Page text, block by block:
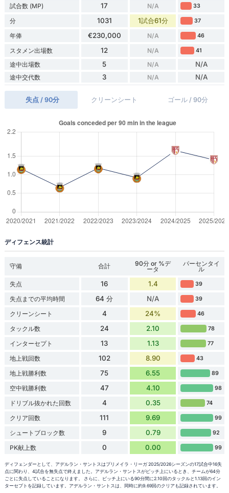
試合数 (MP)
17 N/A 33
分 1031 1試合61分 37
年俸 €230,000 N/A 46
スタメン出場数 12 N/A 41
途中出場数 5 N/A N/A
途中交代数 3 N/A N/A
失点 / 90分 クリーンシート ゴール / 90分
ディフェンス統計
守備 合計 90分 or %デ
ータ
パーセンタイ
ル
失点
16 1.4 39
失点までの平均時間 64 分 N/A 39
クリーンシート 4 24% 46
タックル数 24 2.10 78
インターセプト 13 1.13 77
地上戦回数 102 8.90 43
地上戦勝利数 75 6.55 89
空中戦勝利数 47 4.10 98
ドリブル抜かれた回数 4 0.35 74
クリア回数 111 9.69 99
シュートブロック数 9 0.79 92
PK献上数 0 0.00 99
ディフェンダーとして、アデルラン・サントスはプリメイラ・リーガ 2025/2026シーズンの17試合中16失
点に関わり、4試合を無失点で終えました。アデルラン・サントスがピッチ上にいるとき、チームが64分
ごとに失点していることになります。 さらに、ピッチ上にいる90分間に2.10回のタックルと1.13回のイン
ターセプトを記録しています。アデルラン・サントスは、同時に約9.69回のクリアも記録されています。